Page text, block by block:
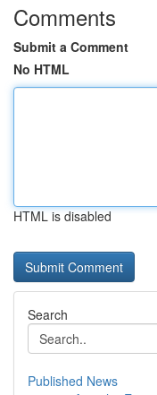
Comments
Submit a Comment
No HTML
HTML is disabled
Search
Published News